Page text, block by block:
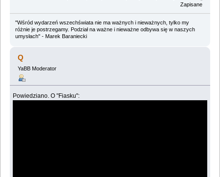
Zapisane
"Wśród wydarzeń wszechświata nie ma ważnych i nieważnych, tylko my
różnie je postrzegamy. Podział na ważne i nieważne odbywa się w naszych
umysłach" - Marek Baraniecki
Q
YaBB Moderator
Powiedziano. O "Fiasku":